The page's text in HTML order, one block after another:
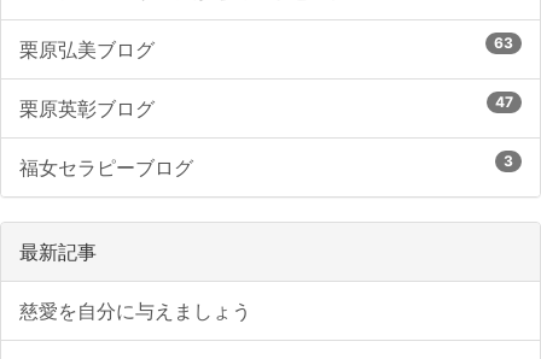
栗原弘美ブログ 63
栗原英彰ブログ 47
福女セラピーブログ 3
最新記事
慈愛を自分に与えましょう